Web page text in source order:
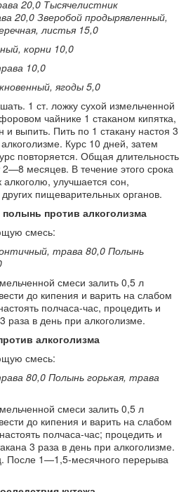
20,0 Тысячелистник
20,0 Зверобой продырявленный,
листья 15,0
корни 10,0
10,0
ягоды 5,0
1 ст. ложку сухой измельченной
чайнике 1 стаканом кипятка,
выпить. Пить по 1 стакану настоя 3
Курс 10 дней, затем
повторяется. Общая длительность
2—8 месяцев. В течение этого срока
алкоголю, улучшается сон,
пищеварительных органов.
против алкоголизма
смесь:
трава 80,0 Полынь
смеси залить 0,5 л
до кипения и варить на слабом
полчаса-час, процедить и
раза в день при алкоголизме.
алкоголизма
смесь:
80,0 Полынь горькая, трава
смеси залить 0,5 л
до кипения и варить на слабом
полчаса-час; процедить и
3 раза в день при алкоголизме.
После 1—1,5-месячного перерыва